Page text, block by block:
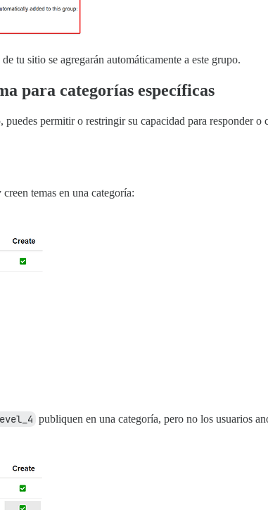
tu sitio se agregarán automáticamente a este grupo.
para categorías específicas
permitir o restringir su capacidad para responder o
temas en una categoría:
publiquen en una categoría, pero no los usuarios